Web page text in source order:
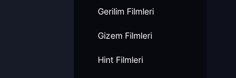
Gerilim Filmleri
Gizem Filmleri
Hint Filmleri